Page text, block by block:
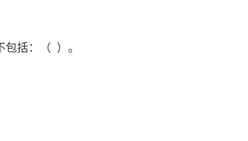
括：（ ）。